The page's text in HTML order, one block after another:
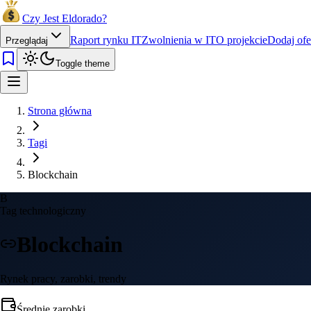
Czy Jest Eldorado?
Przeglądaj Raport rynku ITZwolnienia w ITO projekcieDodaj
Toggle theme
Strona główna
Tagi
Blockchain
B
Tag technologiczny
Blockchain
Rynek pracy, zarobki, trendy